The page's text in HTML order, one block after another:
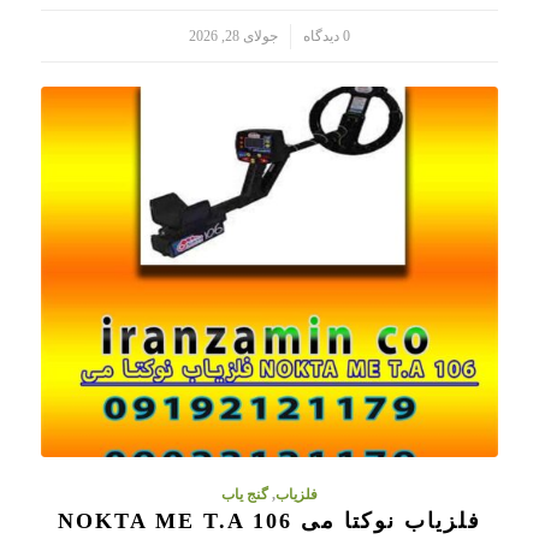
0 دیدگاه جولای 28, 2026
فلزیاب,گنج یاب
فلزیاب نوکتا می NOKTA ME T.A 106